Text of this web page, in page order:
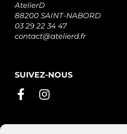
AtelierD
88200 SAINT-NABORD
03 29 22 34 47
contact@atelierd.fr
SUIVEZ-NOUS